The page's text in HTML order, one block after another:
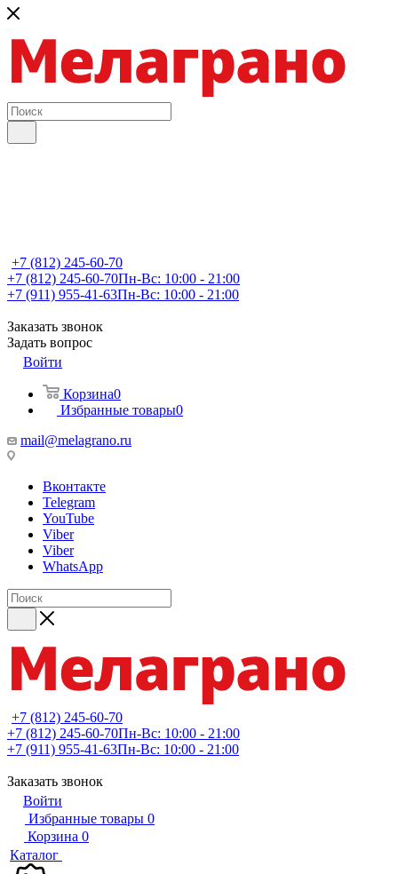
+7 (812) 245-60-70
+7 (812) 245-60-70Пн-Вс: 10:00 - 21:00
+7 (911) 955-41-63Пн-Вс: 10:00 - 21:00
Заказать звонок
Задать вопрос
Войти
Корзина0
Избранные товары0
mail@melagrano.ru
Вконтакте
Telegram
YouTube
Viber
Viber
WhatsApp
+7 (812) 245-60-70
+7 (812) 245-60-70Пн-Вс: 10:00 - 21:00
+7 (911) 955-41-63Пн-Вс: 10:00 - 21:00
Заказать звонок
Войти
Избранные товары 0
Корзина 0
Каталог